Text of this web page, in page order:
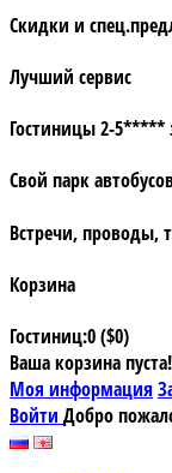
Скидки и
Лучший сервис
Гостиницы 2-5*****
Свой парк
Встречи, проводы,
Корзина
Гостиниц:0 ($0)
Ваша корзина пуста!
Моя информация
Войти Добро